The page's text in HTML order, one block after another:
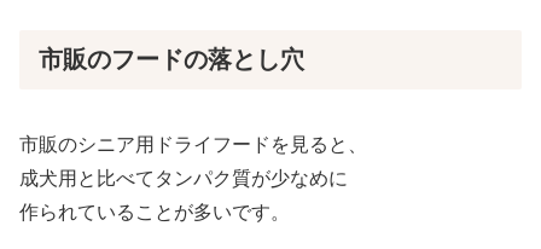
市販のフードの落とし穴
市販のシニア用ドライフードを見ると、
成犬用と比べてタンパク質が少なめに
作られていることが多いです。